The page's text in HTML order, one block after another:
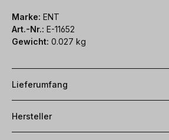
Marke: ENT
Art.-Nr.: E-11652
Gewicht: 0.027 kg
Lieferumfang
Hersteller